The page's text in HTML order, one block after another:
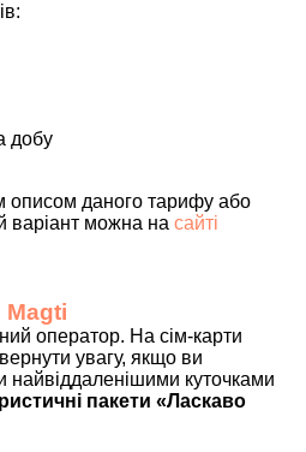
добу
описом даного тарифу або
варіант можна на сайті
Magti
оператор. На сім-карти
увагу, якщо ви
найвіддаленішими куточками
пакети «Ласкаво